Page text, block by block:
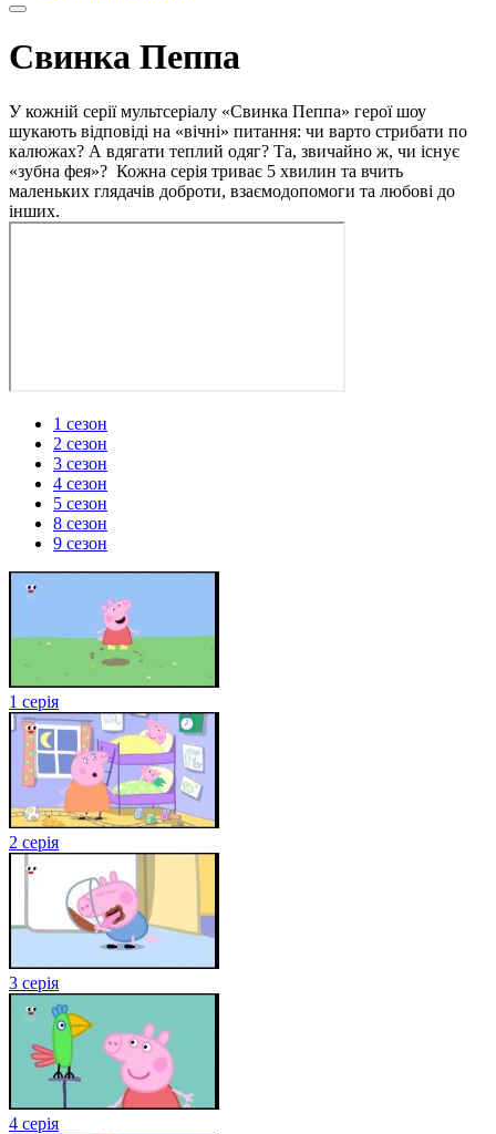
Свинка Пеппа
У кожній серії мультсеріалу «Свинка Пеппа» герої шоу
шукають відповіді на «вічні» питання: чи варто стрибати по
калюжах? А вдягати теплий одяг? Та, звичайно ж, чи існує
«зубна фея»? Кожна серія триває 5 хвилин та вчить
маленьких глядачів доброти, взаємодопомоги та любові до
інших.
1 сезон
2 сезон
3 сезон
4 сезон
5 сезон
8 сезон
9 сезон
1 серія
2 серія
3 серія
4 серія